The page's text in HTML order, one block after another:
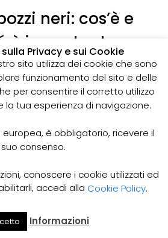
neri: cos’è e
è importante
strutture sotterranee utilizzate
acque reflue domestiche,
dove non è disponibile un
delle acque fognarie. Lo
è un’operazione essenziale
di allagamenti, cattivi odori e
infezioni.
lo spurgo dei pozzi neri
neri viene effettuato mediante
di aspirare e rimuovere le
accumulati all’interno del
Il Mio
Privacy e sui Cookie
sito utilizza dei cookie che sono
funzionamento del sito e delle
per consentire il corretto utilizzo
la tua esperienza di navigazione.
è obbligatorio, ricevere il
suo consenso.
conoscere i cookie utilizzati ed
accedi alla Cookie Policy.
Informazioni